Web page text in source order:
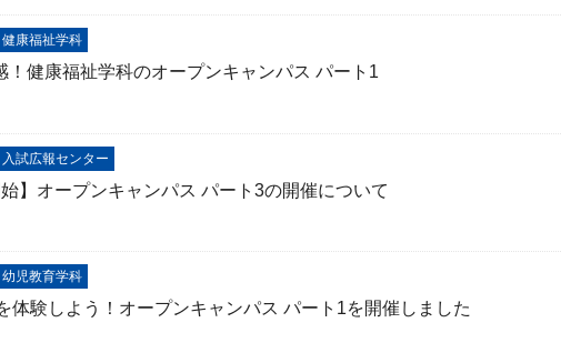
健康福祉学科
！健康福祉学科のオープンキャンパス パート1
入試広報センター
始】オープンキャンパス パート3の開催について
幼児教育学科
体験しよう！オープンキャンパス パート1を開催しました